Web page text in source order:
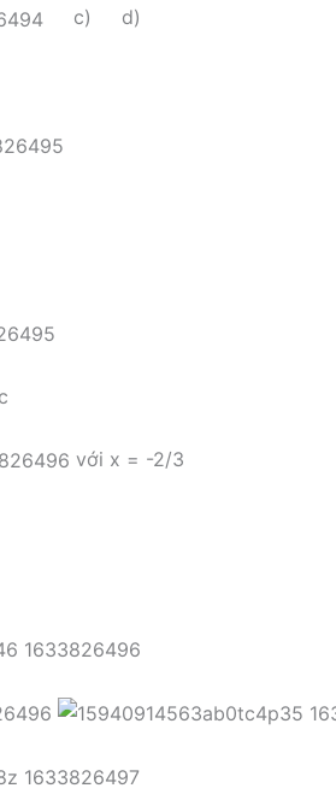
c) d)
với x = -2/3